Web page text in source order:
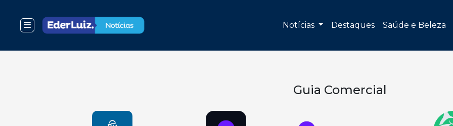
Notícias Destaques Saúde e Beleza
Guia Comercial